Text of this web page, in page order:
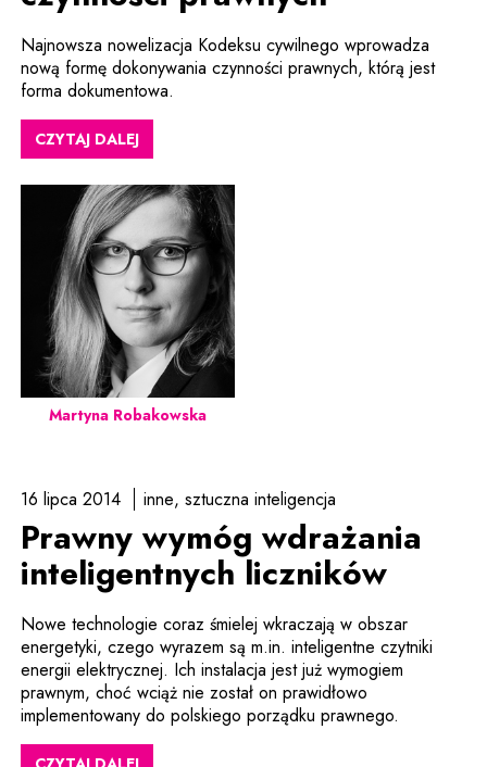
Najnowsza nowelizacja Kodeksu cywilnego wprowadza
nową formę dokonywania czynności prawnych, którą jest
forma dokumentowa.
CZYTAJ DALEJ
Martyna Robakowska
16 lipca 2014 inne sztuczna inteligencja
Prawny wymóg wdrażania
inteligentnych liczników
Nowe technologie coraz śmielej wkraczają w obszar
energetyki, czego wyrazem są m.in. inteligentne czytniki
energii elektrycznej. Ich instalacja jest już wymogiem
prawnym, choć wciąż nie został on prawidłowo
implementowany do polskiego porządku prawnego.